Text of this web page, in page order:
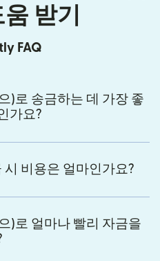
받기
FAQ
)로 송금하는 데 가장 좋
가요?
시 비용은 얼마인가요?
)로 얼마나 빨리 자금을